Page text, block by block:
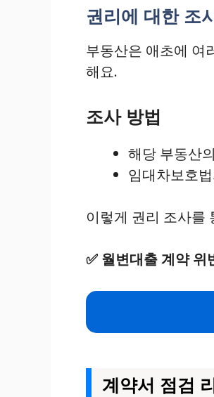
권리에 대한 조
부동산은 애초에 여
해요.
조사 방법
해당 부동산
임대차보호
이렇게 권리 조사를
✅ 월변대출 계약 위
계약서 점검